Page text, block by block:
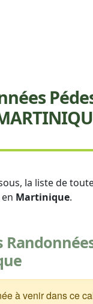
la liste de
Martinique.
à venir dans ce